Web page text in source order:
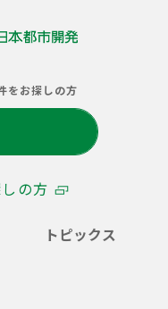
をお探しの方
の方
トピックス